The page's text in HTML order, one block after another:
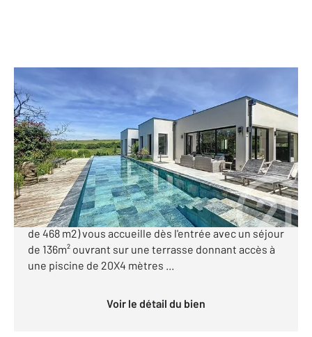
CORBARIEU 82
430 m
, 8 pièces
Ref : 652
Maison à vendre
895 000 €
Sur les hauteurs de Corbarieu, cette magnifique
maison de 430m² habitables (sur une surface totale
de 468 m2) vous accueille dès l'entrée avec un séjour
de 136m² ouvrant sur une terrasse donnant accès à
une piscine de 20X4 mètres ...
Voir le détail du bien